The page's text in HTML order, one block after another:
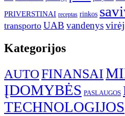
PRIVERSTINAI receptas rinkos
transporto UAB vandenys
Kategorijos
AUTOFINANSAI
ĮDOMYBĖS PASLAUGOS
TECHNOLOGIJOS